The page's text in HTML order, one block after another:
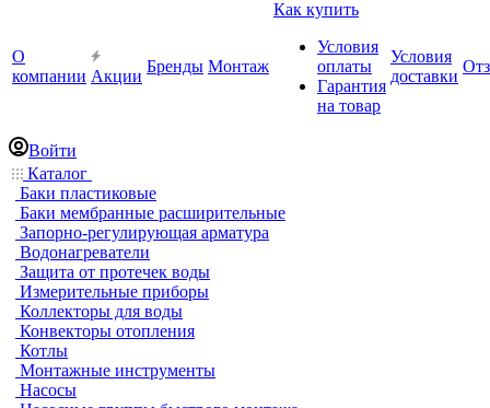
О
компании Акции
Бренды Монтаж
Как купить
Условия
оплаты
Гарантия
на товар
Условия
доставки
Войти
Каталог
Баки пластиковые
Баки мембранные расширительные
Запорно-регулирующая арматура
Водонагреватели
Защита от протечек воды
Измерительные приборы
Коллекторы для воды
Конвекторы отопления
Котлы
Монтажные инструменты
Насосы